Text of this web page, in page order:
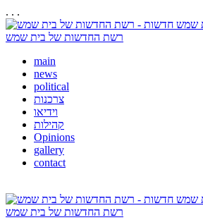
. . .
רשת החדשות של בית שמש
main
news
political
צרכנות
וידיאו
קהילות
Opinions
gallery
contact
רשת החדשות של בית שמש